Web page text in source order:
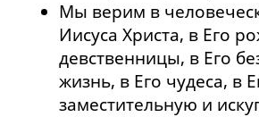
Мы верим в
Иисуса Христа, в Его
девственницы, в Его
жизнь, в Его чудеса, в
заместительную и